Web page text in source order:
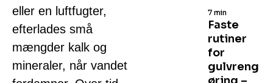
eller en luftfugter,
efterlades små
mængder kalk og
mineraler, når vandet
Faste
rutiner
for
gulvreng
7 min